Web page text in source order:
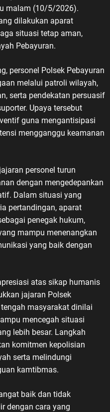
malam (10/5/2026).
dilakukan aparat
situasi tetap aman,
Pebayuran.
personel Polsek Pebayuran
melalui patroli wilayah,
serta pendekatan persuasif
Upaya tersebut
guna mengantisipasi
mengganggu keamanan
personel turun
dengan mengedepankan
Dalam situasi yang
pertandingan, aparat
penegak hukum,
mampu menenangkan
yang baik dengan
atas sikap humanis
jajaran Polsek
masyarakat dinilai
mencegah situasi
lebih besar. Langkah
komitmen kepolisian
serta melindungi
kamtibmas.
baik dan tidak
dengan cara yang